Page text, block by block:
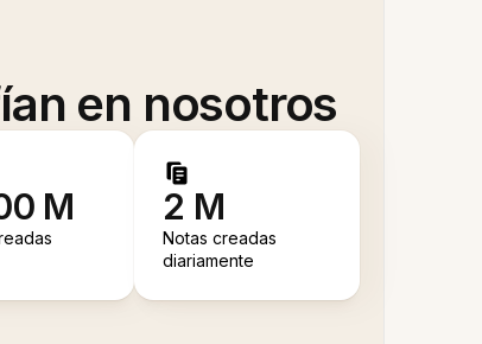
en nosotros
M 2 M
Notas creadas
diariamente